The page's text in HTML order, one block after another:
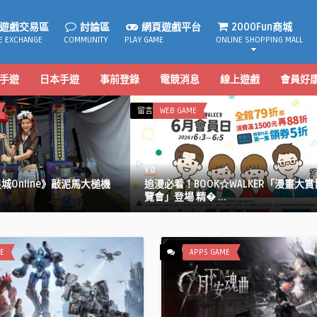
戲交易區
EXCHANGE
討論區
COMMUNITY
網頁遊戲平台
PLAY GAME
2000Fun商城
ONLINE SHOPPING MALL
遊 日本手遊 事前登錄 電競消息 線上遊戲 會員好
槌機
在
〈追
漫
必
看！
BOOK☆WALKER「漫
畫
會」
登
場
留言功能已關閉
WEB GAME
Y D
追漫必看！BOOK☆WALKER「漫畫大賞博
覽會」登場 精� ...
在
〈《FGO》
繁
中
版
舉
辦
9th
～」
限
定
留言功能已
Y D
《FGO
Order
APPS GAME